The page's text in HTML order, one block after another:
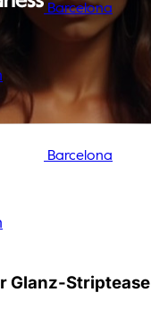
Barcelona
Barcelona
Glanz-Striptease